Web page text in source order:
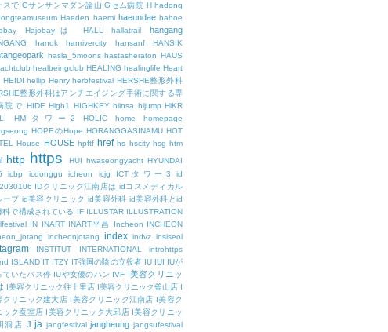
スで Gサンサンマダン論山 Gセム病院 H hadong
Haeden haemi haeundae hahoe
Hajobayは HALL hallatrail hangang
hanok hanrivercity hansanf HANSIK
hasla_5moons hastasheraton HAUS
healbeingclub HEALING healinglife Heart
HEIDI hellip Henry herbfestival HERSHE整形外科
整形外科はアンチエイジング手術に関する専
院で HIDE High1 HIGHKEY hiinsa hijump HiKR
HMタワー2 HOLIC home
homepage
HOPEのHope HORANGGASINAMU HOT
House HOUSE hpftf href hs hscity hsg htm
http https HUI hwaseongyacht HYUNDAI
icbp icdonggu icheon icjg ICTタワー3
id
IDクリニック江南店は idコスメディカル
ープ id美容クリニック id美容外科 id美容外科とid
科で構成されている IF ILLUSTAR ILLUSTRATION
IN INART INART平昌 Incheon INCHEON
incheonjotang index indvz insiseol
INSTITUT INTERNATIONAL
introhttps
ISLAND IT ITZY IT強国の陰の立役者 IU IUI IUが
ていたバス停 IUや女優のハン IVF I美容クリニッ
I美容クリニック往十里店 I美容クリニック釜山店 I
クリニック建大店 I美容クリニック江南店 I美容ク
ック蚕室店 I美容クリニック大邱店 I美容クリニッ
洞店 J ja jangfestival jangheung jangsufestival